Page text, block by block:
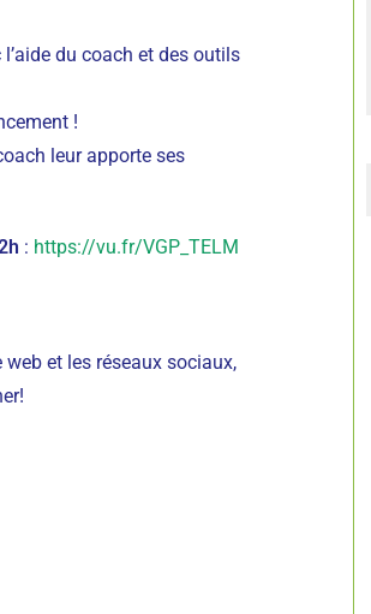
du coach et des outils
!
leur apporte ses
: https://vu.fr/VGP_TELM
et les réseaux sociaux,